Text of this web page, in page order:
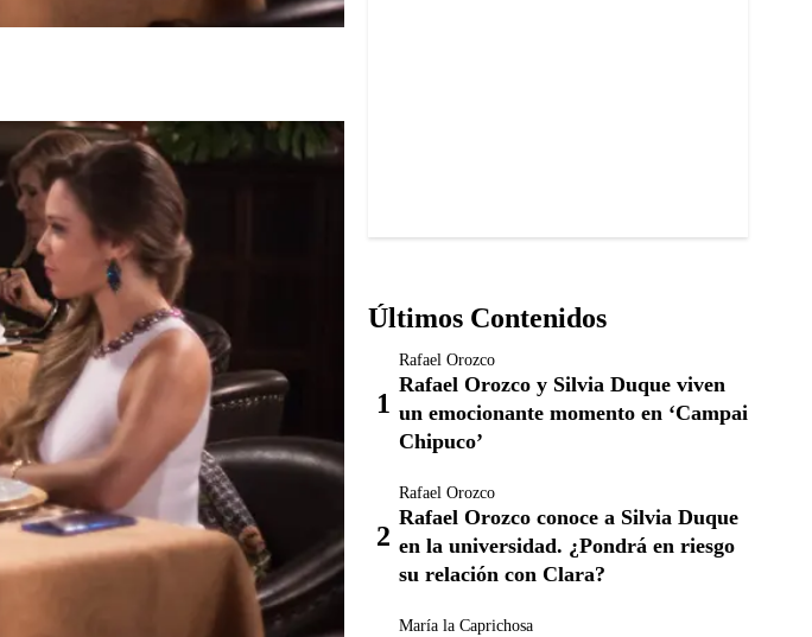
Últimos Contenidos
Rafael Orozco
Rafael Orozco y Silvia Duque viven
un emocionante momento en ‘Campai
Chipuco’
Rafael Orozco
Rafael Orozco conoce a Silvia Duque
en la universidad. ¿Pondrá en riesgo
su relación con Clara?
María la Caprichosa